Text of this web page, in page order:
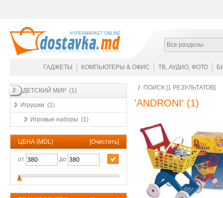
Все разделы
ГАДЖЕТЫ КОМПЬЮТЕРЫ & ОФИС ТВ, АУДИО, ФОТО
ДЕТСКИЙ МИР (1)
Игрушки (1)
Игровые наборы (1)
ЦЕНА (MDL) [Очистить]
от до
ПОИСК [1 РЕЗУЛЬТАТОВ]
'ANDRONI' (1)